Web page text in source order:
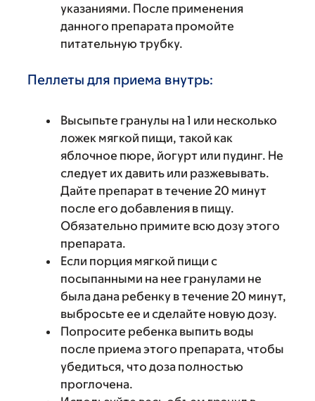
указаниями. После применения
данного препарата промойте
питательную трубку.
Пеллеты для приема внутрь:
Высыпьте гранулы на 1 или несколько
ложек мягкой пищи, такой как
яблочное пюре, йогурт или пудинг. Не
следует их давить или разжевывать.
Дайте препарат в течение 20 минут
после его добавления в пищу.
Обязательно примите всю дозу этого
препарата.
Если порция мягкой пищи с
посыпанными на нее гранулами не
была дана ребенку в течение 20 минут,
выбросьте ее и сделайте новую дозу.
Попросите ребенка выпить воды
после приема этого препарата, чтобы
убедиться, что доза полностью
проглочена.